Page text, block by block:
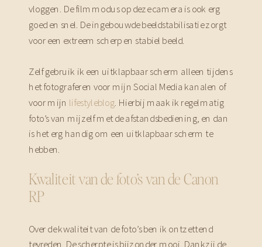
vloggen. De filmmodus op deze camera is ook erg
goed en snel. De ingebouwde beeldstabilisatie zorgt
voor een extreem scherp en stabiel beeld.
Zelf gebruik ik een uitklapbaar scherm alleen tijdens
het fotograferen voor mijn Social Media kanalen of
voor mijn lifestyleblog . Hierbij maak ik regelmatig
foto’s van mijzelf met de afstandsbediening, en dan
is het erg handig om een uitklapbaar scherm te
hebben.
Kwaliteit van de foto’s van de Canon
RP
Over de kwaliteit van de foto’s ben ik ontzettend
tevreden. De scherpte is bijzonder mooi. Dankzij de